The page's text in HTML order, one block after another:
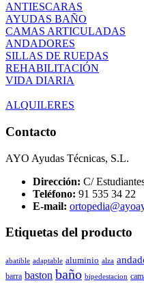
ANTIESCARAS
AYUDAS BAÑO
CAMAS ARTICULADAS
ANDADORES
SILLAS DE RUEDAS
REHABILITACIÓN
VIDA DIARIA
ALQUILERES
Contacto
AYO Ayudas Técnicas, S.L.
Dirección: C/
Teléfono: 91 535 34 22
E-mail:
Etiquetas del producto
abatible adaptable aluminio alza
barra baston baño bipedestacion